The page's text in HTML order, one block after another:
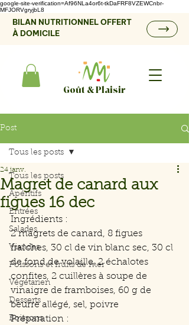
google-site-verification=Af96NLa4or6t-tkDaFRF8VZEWCnbr-
MFJORVgryjbL8
BILAN NUTRITIONNEL OFFERT
À DOMICILE
Goût & Plaisir
Post
Tous les posts
Apéritifs
Entrées
Salades
Viandes
Poissons et fruits de mer
Végétarien
Desserts
Boissons
Tous les posts
Magret de canard aux
figues 16 dec
24 janv.
Ingrédients :
2 magrets de canard, 8 figues
fraîches, 30 cl de vin blanc sec, 30 cl
de fond de volaille, 2 échalotes
confites, 2 cuillères à soupe de
vinaigre de framboises, 60 g de
beurre allégé, sel, poivre
Préparation :